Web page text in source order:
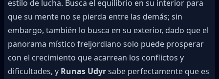
estilo de lucha. Busca el equilibrio en su interior para
que su mente no se pierda entre las demás; sin
embargo, también lo busca en su exterior, dado que el
panorama místico freljordiano solo puede prosperar
con el crecimiento que acarrean los conflictos y
dificultades, y Runas Udyrsabe perfectamente que es